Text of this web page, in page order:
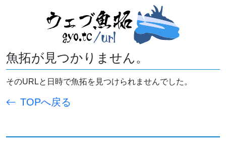
魚拓が見つかりません。
そのURLと日時で魚拓を見つけられませんでした。
TOPへ戻る